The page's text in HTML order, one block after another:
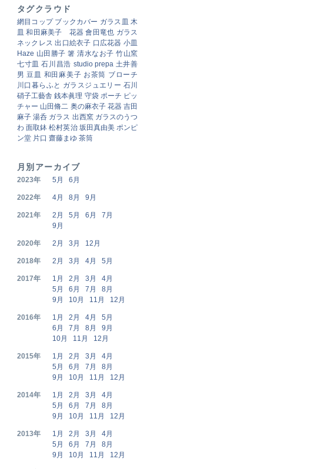
タグクラウド
網目コップ ブックカバー ガラス皿 木
皿 和田麻美子 花器 會田竜也 ガラス
ネックレス 出口絵衣子 口広花器 小皿
Haze 山田勝子 箸 清水なお子 竹山窯
七寸皿 石川昌浩 studio prepa 土井善
男 豆皿 和田麻美子 お茶筒 ブローチ
川口暮らふと ガラスジュエリー 石川
硝子工藝舎 銭本眞理 守袋 ポーチ ピッ
チャー 山田脩二 奥の麻衣子 花器 吉田
麻子 湯呑 ガラス 出西窯 ガラスのうつ
わ 面取鉢 松村英治 坂田真由美 ポンピ
ン堂 片口 齋藤まゆ 茶筒
月別アーカイブ
2023年 5月 6月
2022年 4月 8月 9月
2021年 2月 5月 6月
7月
9月
2020年 2月 3月 12月
2018年 2月 3月 4月 5月
2017年 1月 2月 3月
4月
5月
6月 7月
8月
9月
10月 11月 12月
2016年 1月 2月 4月
5月
6月
7月 8月
9月
10月
11月 12月
2015年 1月 2月 3月
4月
5月
6月 7月
8月
9月
10月 11月 12月
2014年 1月 2月 3月
4月
5月
6月 7月
8月
9月
10月 11月 12月
2013年 1月 2月 3月
4月
5月
6月 7月
8月
9月
10月 11月 12月